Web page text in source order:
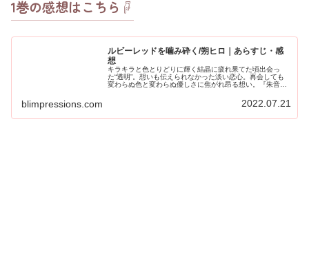
1巻の感想はこちら☟
ルビーレッドを噛み砕く/朔ヒロ｜あらすじ・感
想
キラキラと色とりどりに輝く結晶に疲れ果てた頃出会っ
た“透明”。想いも伝えられなかった淡い恋心。再会しても
変わらぬ色と変わらぬ優しさに焦がれ昂る想い。『朱音に
blimpressions.com 2022.07.21